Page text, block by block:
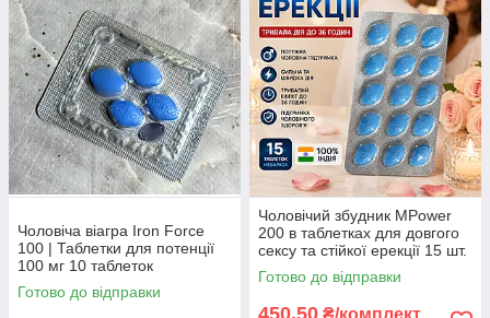
Чоловіча віагра Iron Force
100 | Таблетки для потенції
100 мг 10 таблеток
Готово до відправки
Чоловічий збудник MPower
200 в таблетках для довгого
сексу та стійкої ерекції 15 шт.
Готово до відправки
450,50 ₴/комплект